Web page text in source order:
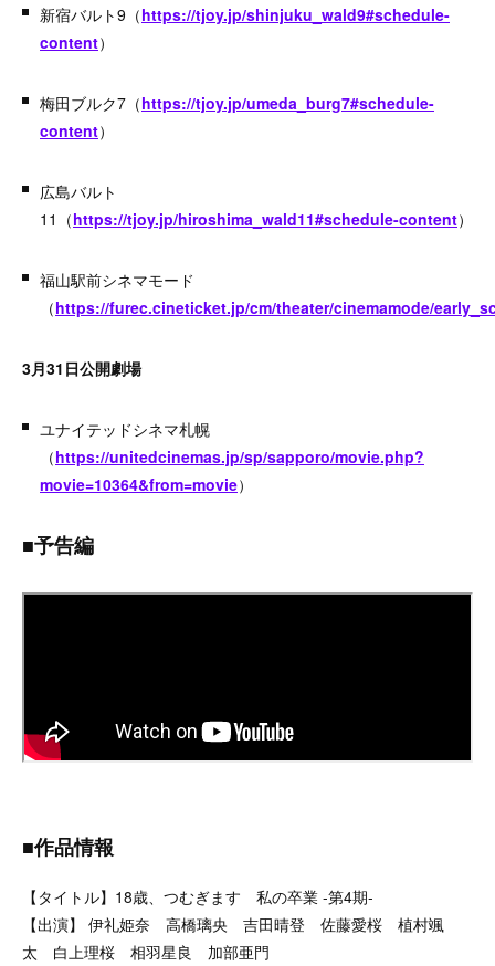
新宿バルト9（https://tjoy.jp/shinjuku_wald9#schedule-
content）
梅田ブルク7（https://tjoy.jp/umeda_burg7#schedule-
content）
広島バルト
11（https://tjoy.jp/hiroshima_wald11#schedule-content）
福山駅前シネマモード
（https://furec.cineticket.jp/cm/theater/cinemamode/
3月31日公開劇場
ユナイテッドシネマ札幌
（https://unitedcinemas.jp/sp/sapporo/movie.php?
movie=10364&from=movie）
■予告編
■作品情報
【タイトル】18歳、つむぎます 私の卒業 -第4期-
【出演】 伊礼姫奈 高橋璃央 吉田晴登 佐藤愛桜 植村颯
太 白上理桜 相羽星良 加部亜門